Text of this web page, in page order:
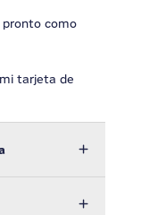
pronto como
tarjeta de